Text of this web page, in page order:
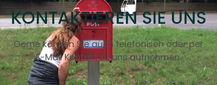
KONTAKTIEREN SIE UNS
Gerne können Sie auch telefonisch oder per
E-Mail Kontakt zu uns aufnehmen.